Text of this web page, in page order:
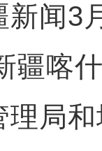
闻3
疆喀
理局